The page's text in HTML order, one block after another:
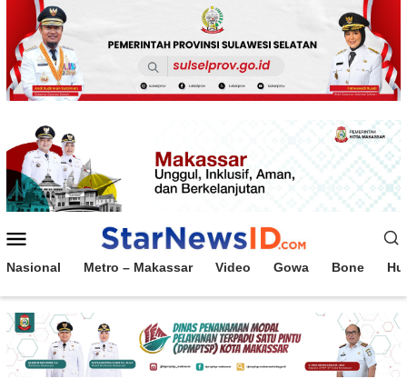
Loncat
konten
Mobile
Nasional Metro – Makassar Video Gowa Bone